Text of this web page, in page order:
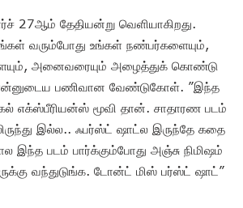
27ஆம் தேதியன்று வெளியாகிறது.
வரும்போது உங்கள் நண்பர்களையும்,
அனைவரையும் அழைத்துக் கொண்டு
பணிவான வேண்டுகோள். ”இந்த
எக்ஸ்பீரியன்ஸ் மூவி தான். சாதாரண படம்
இல்ல.. ஃபர்ஸ்ட் ஷாட்ல இருந்தே கதை
இந்த படம் பார்க்கும்போது அஞ்சு நிமிஷம்
வந்துடுங்க. டோன்ட் மிஸ் பர்ஸ்ட் ஷாட்”